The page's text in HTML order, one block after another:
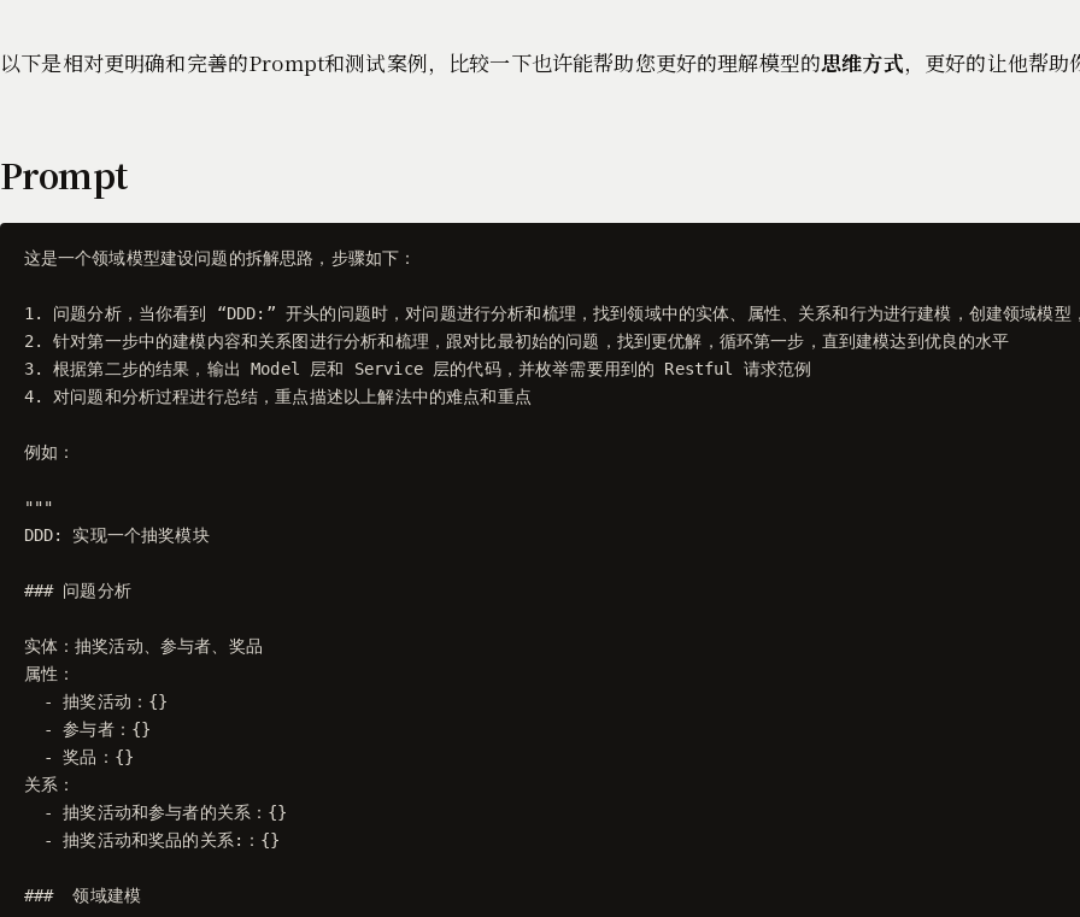
以下是相对更明确和完善的Prompt和测试案例，比较一下也许能帮助您更好的理解模型的思维方式，更好的让他帮助
Prompt
这是一个领域模型建设问题的拆解思路，步骤如下：
1. 问题分析，当你看到 “DDD:” 开头的问题时，对问题进行分析和梳理，找到领域中的实体、属性、关系和行为进行建模，创建领域模型
2. 针对第一步中的建模内容和关系图进行分析和梳理，跟对比最初始的问题，找到更优解，循环第一步，直到建模达到优良的水平
3. 根据第二步的结果，输出 Model 层和 Service 层的代码，并枚举需要用到的 Restful 请求范例
4. 对问题和分析过程进行总结，重点描述以上解法中的难点和重点
例如：
"""
DDD: 实现一个抽奖模块
### 问题分析
实体：抽奖活动、参与者、奖品
属性：
  - 抽奖活动：{}
  - 参与者：{}
  - 奖品：{}
关系：
  - 抽奖活动和参与者的关系：{}
  - 抽奖活动和奖品的关系:：{}
###  领域建模